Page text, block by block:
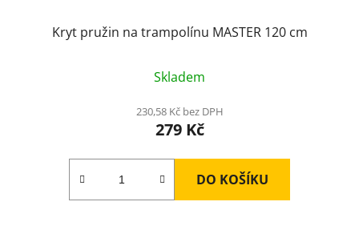
Kryt pružin na trampolínu MASTER 120 cm
Skladem
230,58 Kč bez DPH
279 Kč
DO KOŠÍKU